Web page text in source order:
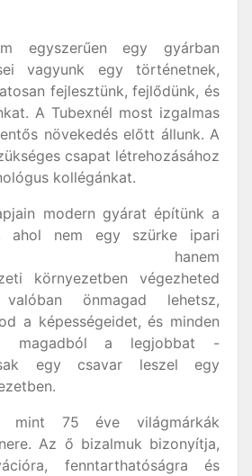
egyszerűen egy gyárban
vagyunk egy történetnek,
fejlesztünk, fejlődünk, és
A Tubexnél most izgalmas
növekedés előtt állunk. A
csapat létrehozásához
kollégánkat.
modern gyárat építünk a
ahol nem egy szürke ipari
hanem
környezetben végezheted
önmagad lehetsz,
a képességeidet, és minden
magadból a legjobbat -
egy csavar leszel egy
75 éve világmárkák
Az ő bizalmuk bizonyítja,
fenntarthatóságra és